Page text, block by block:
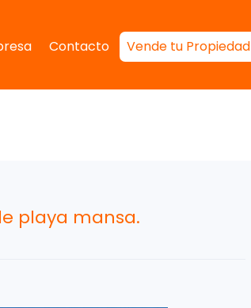
Contacto Vende tu Propiedad
playa mansa.